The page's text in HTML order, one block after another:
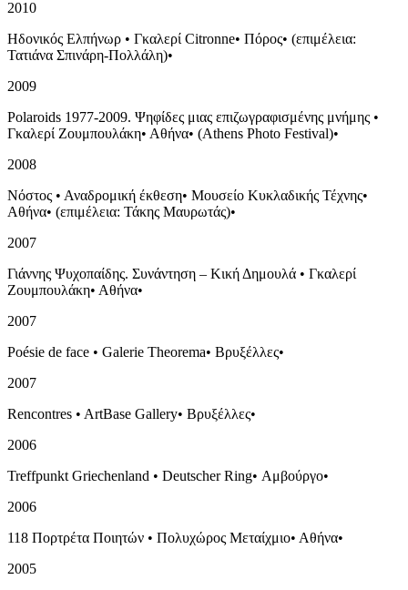
2010
Ηδονικός Ελπήνωρ • Γκαλερί Citronne• Πόρος• (επιμέλεια:
Τατιάνα Σπινάρη-Πολλάλη)•
2009
Polaroids 1977-2009. Ψηφίδες μιας επιζωγραφισμένης μνήμης •
Γκαλερί Ζουμπουλάκη• Αθήνα• (Athens Photo Festival)•
2008
Νόστος • Αναδρομική έκθεση• Μουσείο Κυκλαδικής Τέχνης•
Αθήνα• (επιμέλεια: Τάκης Μαυρωτάς)•
2007
Γιάννης Ψυχοπαίδης. Συνάντηση – Κική Δημουλά • Γκαλερί
Ζουμπουλάκη• Αθήνα•
2007
Poésie de face • Galerie Theorema• Βρυξέλλες•
2007
Rencontres • ArtBase Gallery• Βρυξέλλες•
2006
Treffpunkt Griechenland • Deutscher Ring• Αμβούργο•
2006
118 Πορτρέτα Ποιητών • Πολυχώρος Μεταίχμιο• Αθήνα•
2005